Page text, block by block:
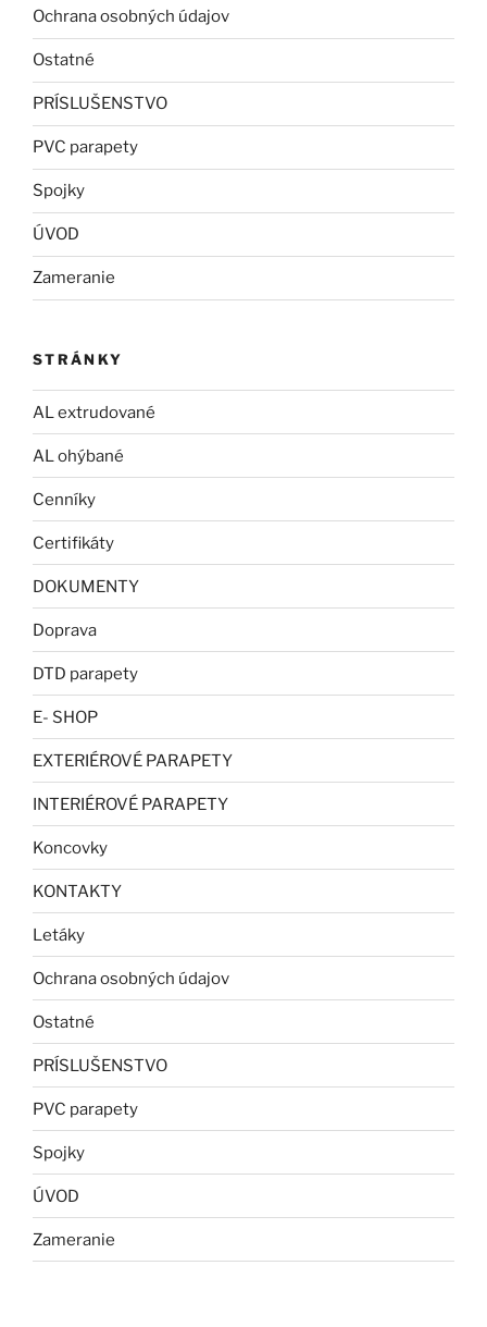
Ochrana osobných údajov
Ostatné
PRÍSLUŠENSTVO
PVC parapety
Spojky
ÚVOD
Zameranie
STRÁNKY
AL extrudované
AL ohýbané
Cenníky
Certifikáty
DOKUMENTY
Doprava
DTD parapety
E- SHOP
EXTERIÉROVÉ PARAPETY
INTERIÉROVÉ PARAPETY
Koncovky
KONTAKTY
Letáky
Ochrana osobných údajov
Ostatné
PRÍSLUŠENSTVO
PVC parapety
Spojky
ÚVOD
Zameranie